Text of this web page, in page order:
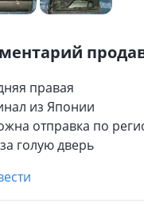
правая
из Японии
отправка по
голую дверь